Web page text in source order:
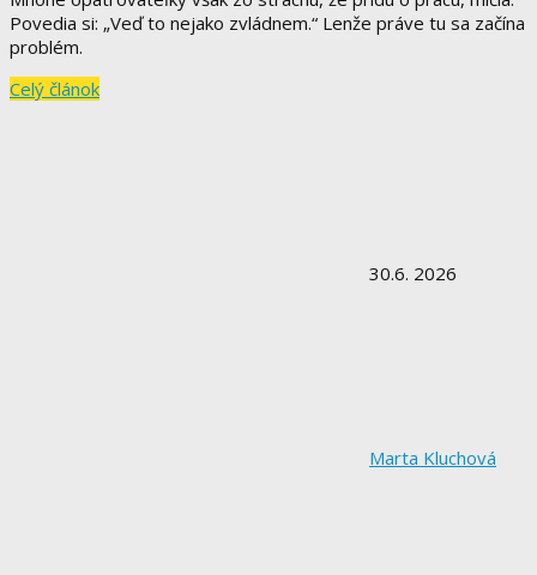
Povedia si: „Veď to nejako zvládnem.“ Lenže práve tu sa začína
problém.
Celý článok
30.6. 2026
Marta Kluchová